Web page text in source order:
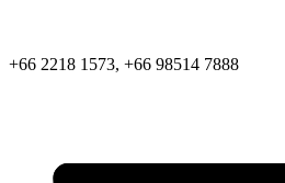
+66 2218 1573, +66 98514 7888